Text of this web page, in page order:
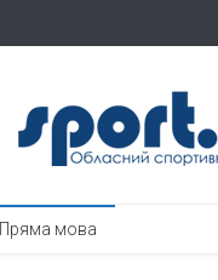
Пряма мова